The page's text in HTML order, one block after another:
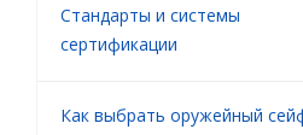
Стандарты и системы
сертификации
Как выбрать оружейный